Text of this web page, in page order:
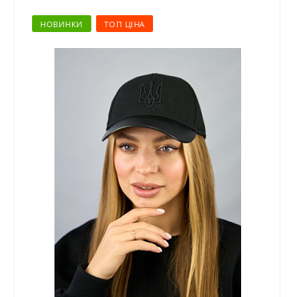
НОВИНКИ ТОП ЦІНА